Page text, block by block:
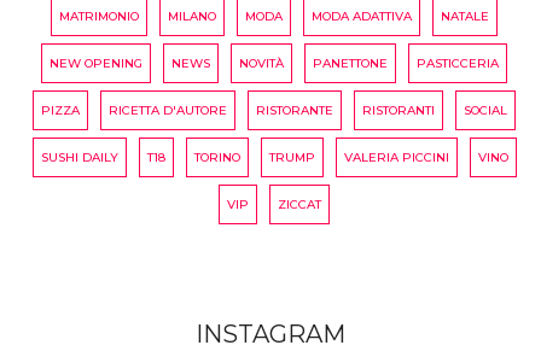
MATRIMONIO MILANO MODA MODA ADATTIVA NATALE
NEW OPENING NEWS NOVITÀ PANETTONE PASTICCERIA
PIZZA RICETTA D'AUTORE RISTORANTE RISTORANTI SOCIAL
SUSHI DAILY T18 TORINO TRUMP VALERIA PICCINI VINO
VIP ZICCAT
INSTAGRAM